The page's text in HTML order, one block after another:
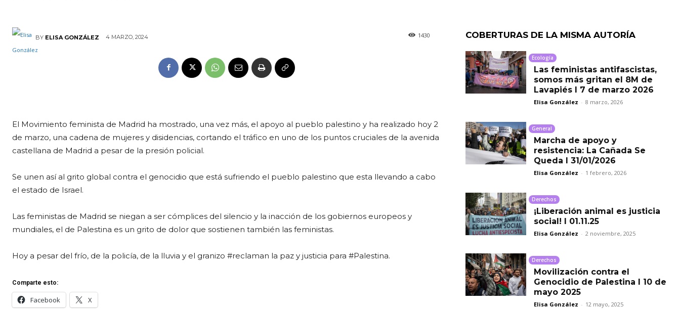
BY ELISA GONZÁLEZ 4 MARZO, 2024 1430
El Movimiento feminista de Madrid ha mostrado, una vez más, el apoyo al pueblo palestino y ha realizado hoy 2
de marzo, una cadena de mujeres y disidencias, cortando el tráfico en uno de los puntos cruciales de la avenida
castellana de Madrid a pesar de la presión policial.
Se unen así al grito global contra el genocidio que está sufriendo el pueblo palestino que esta llevando a cabo
el estado de Israel.
Las feministas de Madrid se niegan a ser cómplices del silencio y la inacción de los gobiernos europeos y
mundiales, el de Palestina es un grito de dolor que sostienen también las feministas.
Hoy a pesar del frío, de la policía, de la lluvia y el granizo #reclaman la paz y justicia para #Palestina.
Comparte esto:
Facebook X
COBERTURAS DE LA MISMA AUTORÍA
Ecología
Las feministas antifascistas,
somos más gritan el 8M de
Lavapiés I 7 de marzo 2026
Elisa González - 8 marzo, 2026
General
Marcha de apoyo y
resistencia: La Cañada Se
Queda I 31/01/2026
Elisa González - 1 febrero, 2026
Derechos
¡Liberación animal es justicia
social! I 01.11.25
Elisa González - 2 noviembre, 2025
Derechos
Movilización contra el
Genocidio de Palestina I 10 de
mayo 2025
Elisa González - 12 mayo, 2025